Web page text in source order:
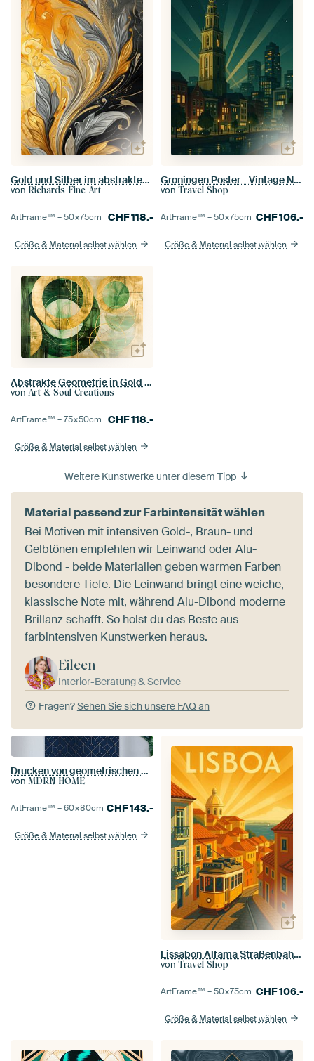
Gold und Silber im abstrakten Jugendstil
von Richards Fine Art
ArtFrame™ –50×75cm CHF118.-
Größe & Material selbst wählen
Groningen Poster - Vintage Niederlande Wandkunst
von Travel Shop
ArtFrame™ –50×75cm CHF106.-
Größe & Material selbst wählen
Abstrakte Geometrie in Gold und Grün
von Art & Soul Creations
ArtFrame™ –75×50cm CHF118.-
Größe & Material selbst wählen
Weitere Kunstwerke unter diesem Tipp
Material passend zur Farbintensität wählen
Bei Motiven mit intensiven Gold-, Braun- und
Gelbtönen empfehlen wir Leinwand oder Alu-
Dibond - beide Materialien geben warmen Farben
besondere Tiefe. Die Leinwand bringt eine weiche,
klassische Note mit, während Alu-Dibond moderne
Brillanz schafft. So holst du das Beste aus
farbintensiven Kunstwerken heraus.
Eileen
Interior-Beratung & Service
Fragen?Sehen Sie sich unsere FAQ an
Drucken von geometrischen Mustern
von MDRN HOME
ArtFrame™ –60×80cm CHF143.-
Größe & Material selbst wählen
Lissabon Alfama Straßenbahn Reise Wandkunst
von Travel Shop
ArtFrame™ –50×75cm CHF106.-
Größe & Material selbst wählen